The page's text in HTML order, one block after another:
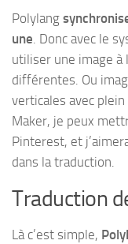
Polylang
une . Donc avec le
utiliser une image à
différentes. Ou
verticales avec
Maker, je peux
Pinterest, et
dans la traduction.
Traduction
Là c’est simple,